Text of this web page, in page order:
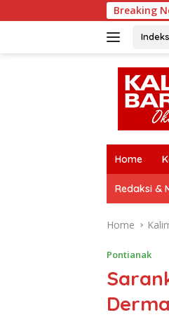
to
Breaking
Indeks
Home
Redaksi &
Home
Pontianak